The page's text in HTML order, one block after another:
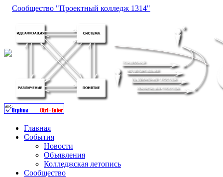
Сообщество "Проектный колледж 1314"
Главная
События
Новости
Объявления
Колледжская летопись
Сообщество